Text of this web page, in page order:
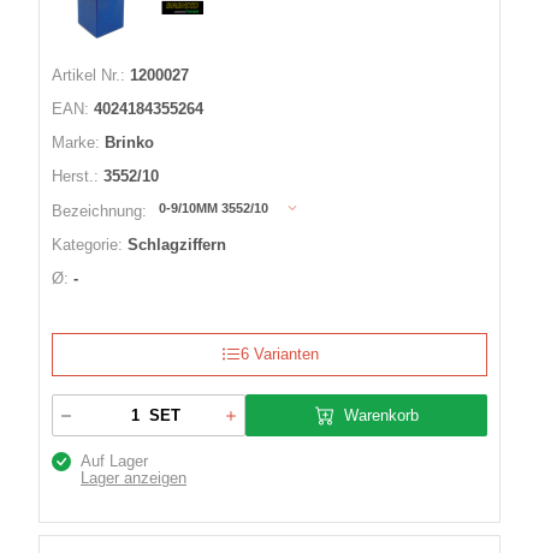
Artikel Nr.: 1200027
EAN: 4024184355264
Marke: Brinko
Herst.: 3552/10
Bezeichnung:
0-9/10MM 3552/10
Kategorie: Schlagziffern
Ø: -
6 Varianten
SET Warenkorb
Auf Lager
Lager anzeigen